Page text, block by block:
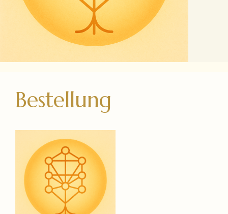
Bestellung